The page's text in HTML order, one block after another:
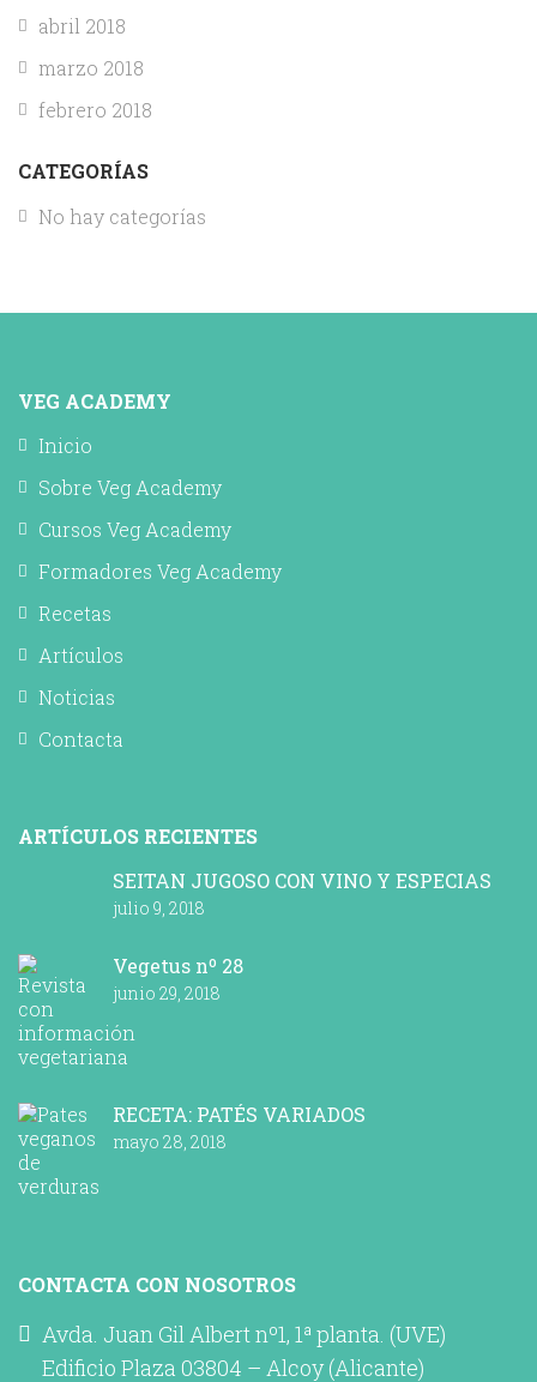
abril 2018
marzo 2018
febrero 2018
CATEGORÍAS
No hay categorías
VEG ACADEMY
Inicio
Sobre Veg Academy
Cursos Veg Academy
Formadores Veg Academy
Recetas
Artículos
Noticias
Contacta
ARTÍCULOS RECIENTES
SEITAN JUGOSO CON VINO Y ESPECIAS
julio 9, 2018
Vegetus nº 28
junio 29, 2018
RECETA: PATÉS VARIADOS
mayo 28, 2018
CONTACTA CON NOSOTROS
Avda. Juan Gil Albert nº1, 1ª planta. (UVE)
Edificio Plaza 03804 – Alcoy (Alicante)